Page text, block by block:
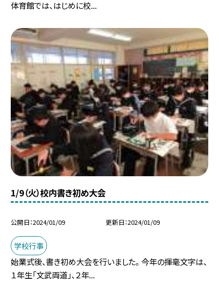
体育館では、はじめに校...
1/9（火）校内書き初め大会
公開日 2024/01/09 更新日 2024/01/09
学校行事
始業式後、書き初め大会を行いました。 今年の揮毫文字は、
１年生「文武両道」、２年...